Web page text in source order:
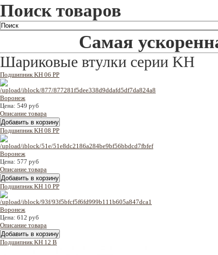
Поиск товаров
Самая
Шариковые втулки серии KH
Подшипник KH 06 PP
Цена: 549 руб
Описание товара
Подшипник KH 08 PP
Цена: 577 руб
Описание товара
Подшипник KH 10 PP
Цена: 612 руб
Описание товара
Подшипник KH 12 B